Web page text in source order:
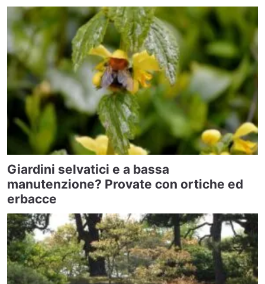
Giardini selvatici e a bassa
manutenzione? Provate con ortiche ed
erbacce